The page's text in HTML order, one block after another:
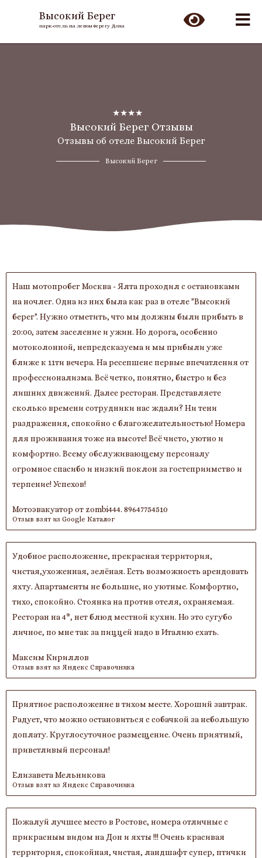
Высокий Берег
парк-отель на левом берегу Дона
☆☆☆☆
Высокий Берег Отзывы
Отзывы об отеле Высокий Берег
Высокий Берег
Наш мотопробег Москва - Ялта проходил с остановками
на ночлег. Одна из них была как раз в отеле "Высокий
берег". Нужно отметить, что мы должны были прибыть в
20:00, затем заселение и ужин. Но дорога, особенно
мотоколонной, непредсказуема и мы прибыли уже
ближе к 11ти вечера. На ресепшене первые впечатления от
профессионализма. Всё четко, понятно, быстро и без
лишних движений. Далее ресторан. Представляете
сколько времени сотрудники нас ждали? Ни тени
раздражения, спокойно с благожелательностью! Номера
для проживания тоже на высоте! Всё чисто, уютно и
комфортно. Всему обслуживающему персоналу
огромное спасибо и низкий поклон за гостеприимство и
терпение! Успехов!
Мотоэвакуатор от zombi444. 89647754510
Отзыв взят из Google Каталог
Удобное расположение, прекрасная территория,
чистая,ухоженная, зелёная. Есть возможность арендовать
яхту. Апартаменты не большие, но уютные. Комфортно,
тихо, спокойно. Стоянка на против отеля, охраняемая.
Ресторан на 4*, нет блюд местной кухни. Но это сугубо
личное, по мне так за пиццей надо в Италию ехать.
Максим Кириллов
Отзыв взят из Яндекс Справочника
Приятное расположение в тихом месте. Хороший завтрак.
Радует, что можно остановиться с собачкой за небольшую
доплату. Круглосуточное размещение. Очень приятный,
приветливый персонал!
Елизавета Мельникова
Отзыв взят из Яндекс Справочника
Пожалуй лучшее место в Ростове, номера отличные с
прикрасным видом на Дон и яхты !!! Очень красивая
территория, спокойная, чистая, ландшафт супер, птички